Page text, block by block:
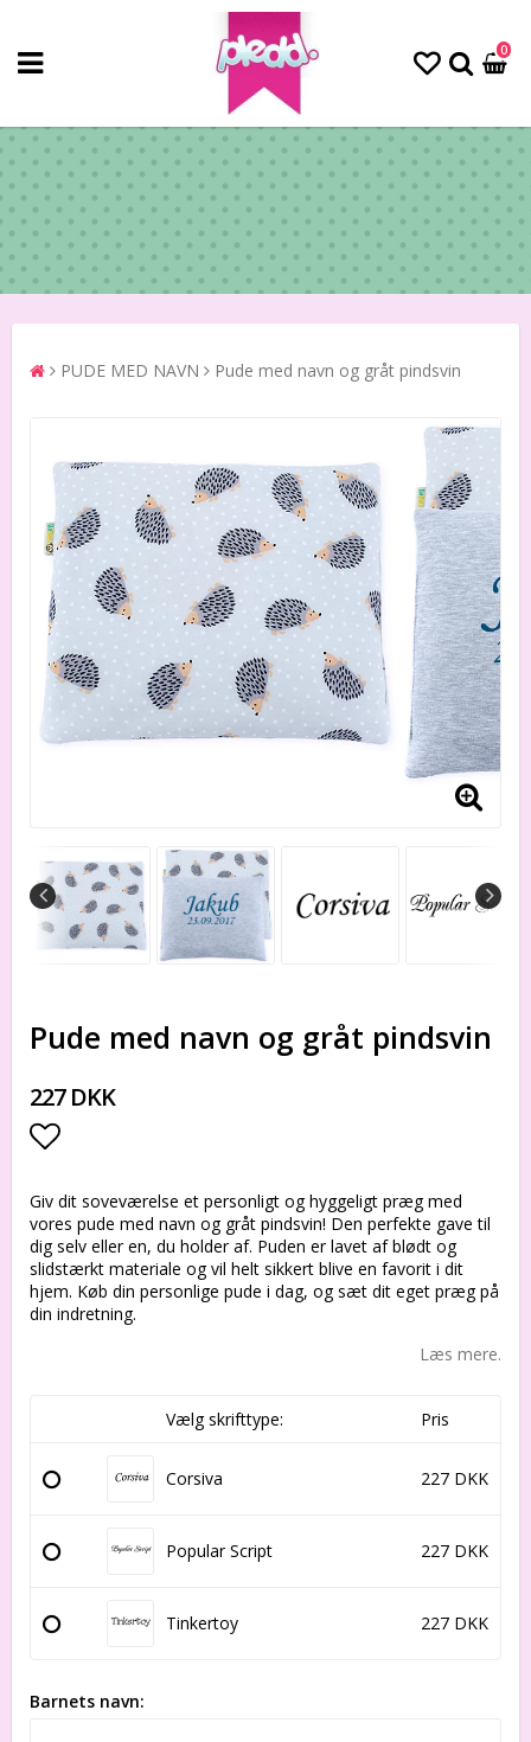
0
PUDE MED NAVN Pude med navn og gråt pindsvin
Pude med navn og gråt pindsvin
227 DKK
Add to list of favorites
Giv dit soveværelse et personligt og hyggeligt præg med
vores pude med navn og gråt pindsvin! Den perfekte gave til
dig selv eller en, du holder af. Puden er lavet af blødt og
slidstærkt materiale og vil helt sikkert blive en favorit i dit
hjem. Køb din personlige pude i dag, og sæt dit eget præg på
din indretning.
Læs mere.
Vælg skrifttype: Pris
Corsiva 227 DKK
Popular Script 227 DKK
Tinkertoy 227 DKK
Barnets navn: